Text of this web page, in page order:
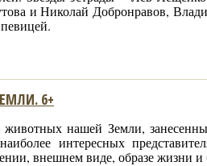
и Николай Добронравов,
6+
нашей Земли,
интересных
внешнем виде, образе жизни